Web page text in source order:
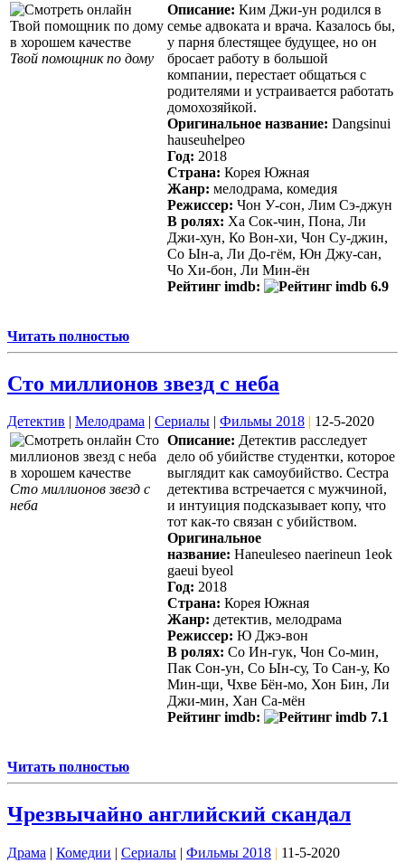
Твой помощник по дому
Описание: Ким Джи-ун родился в
семье адвоката и врача. Казалось бы,
у парня блестящее будущее, но он
бросает работу в большой
компании, перестает общаться с
родителями и устраивается работать
домохозяйкой.
Оригинальное название: Dangsinui
hauseuhelpeo
Год: 2018
Страна: Корея Южная
Жанр: мелодрама, комедия
Режиссер: Чон У-сон, Лим Сэ-джун
В ролях: Ха Сок-чин, Пона, Ли
Джи-хун, Ко Вон-хи, Чон Су-джин,
Со Ын-а, Ли До-гём, Юн Джу-сан,
Чо Хи-бон, Ли Мин-ён
Рейтинг imdb:
6.9
Читать полностью
Сто миллионов звезд с неба
Детектив Мелодрама Сериалы Фильмы 2018 12-5-2020
Сто миллионов звезд с
неба
Описание: Детектив расследует
дело об убийстве студентки, которое
выглядит как самоубийство. Сестра
детектива встречается с мужчиной,
и интуиция подсказывает копу, что
тот как-то связан с убийством.
Оригинальное
название: Haneuleseo naerineun 1eok
gaeui byeol
Год: 2018
Страна: Корея Южная
Жанр: детектив, мелодрама
Режиссер: Ю Джэ-вон
В ролях: Со Ин-гук, Чон Со-мин,
Пак Сон-ун, Со Ын-су, То Сан-у, Ко
Мин-щи, Чхве Бён-мо, Хон Бин, Ли
Джи-мин, Хан Са-мён
Рейтинг imdb:
7.1
Читать полностью
Чрезвычайно английский скандал
Драма | Комедии | Сериалы | Фильмы 2018 | 11-5-2020